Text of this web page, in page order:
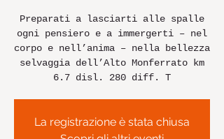
Preparati a lasciarti alle spalle
ogni pensiero e a immergerti – nel
corpo e nell’anima – nella bellezza
selvaggia dell’Alto Monferrato km
6.7 disl. 280 diff. T
La registrazione è stata chiusa